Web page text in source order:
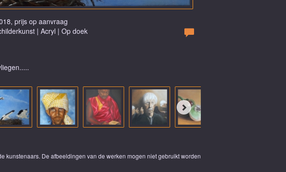
prijs op aanvraag
| Acryl | Op doek
kunstenaars. De afbeeldingen van de werken mogen niet gebruikt worden